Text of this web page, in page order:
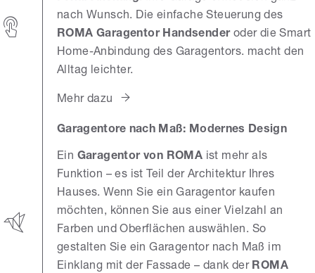
nach Wunsch. Die einfache Steuerung des
ROMA Garagentor Handsenderoder die Smart
Home-Anbindung des Garagentors. macht den
Alltag leichter.
Mehr dazu
Garagentore nach Maß: Modernes Design
Ein Garagentor von ROMA ist mehr als
Funktion – es ist Teil der Architektur Ihres
Hauses. Wenn Sie ein Garagentor kaufen
möchten, können Sie aus einer Vielzahl an
Farben und Oberflächen auswählen. So
gestalten Sie ein Garagentor nach Maß im
Einklang mit der Fassade – dank der ROMA